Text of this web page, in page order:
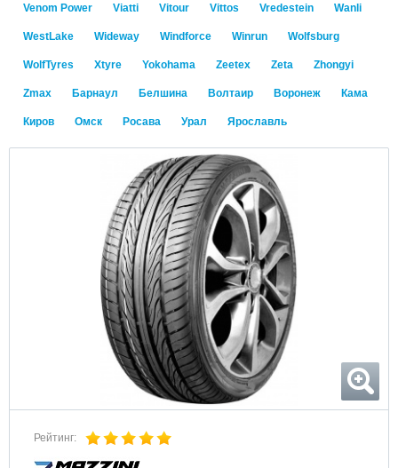
Venom Power Viatti Vitour Vittos Vredestein Wanli
WestLake Wideway Windforce Winrun Wolfsburg
WolfTyres Xtyre Yokohama Zeetex Zeta Zhongyi
Zmax Барнаул Белшина Волтаир Воронеж Кама
Киров Омск Росава Урал Ярославль
Рейтинг: